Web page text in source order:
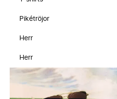
Pikétröjor
Herr
Herr